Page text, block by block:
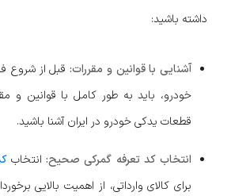
داشته باشید:
آشنایی با قوانین و مقررات:قبل از شروع
خودرو، باید به طور کامل با قوانین و
قطعات یدکی خودرو در ایران آشنا باشید.
انتخاب کد تعرفه گمرکی صحیح:انتخاب
برای کالای وارداتی، از اهمیت بالایی